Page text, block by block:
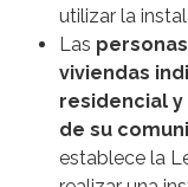
utilizar la
Las
viviendas
residencial
de su
establece la